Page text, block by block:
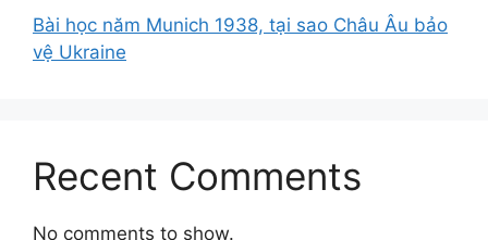
Bài học năm Munich 1938, tại sao Châu Âu bảo
vệ Ukraine
Recent Comments
No comments to show.